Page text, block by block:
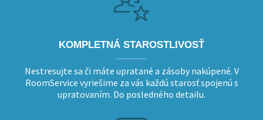
KOMPLETNÁ STAROSTLIVOSŤ
Nestresujte sa či máte upratané a zásoby nakúpené. V
RoomService vyriešime za vás každú starosť spojenú s
upratovaním. Do posledného detailu.